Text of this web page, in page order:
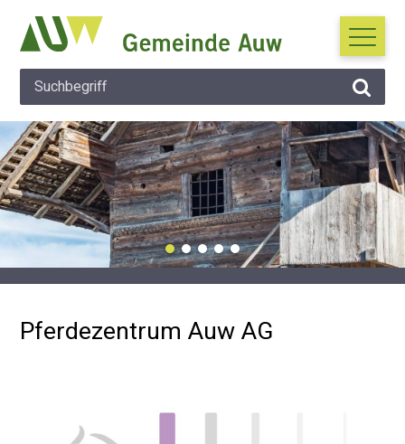
Navigieren in Auw
Schnellnavigation
Suche
Suchbegriff
Suche
Pferdezentrum Auw AG